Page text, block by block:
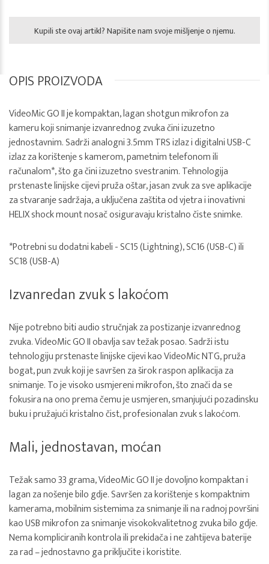
Kupili ste ovaj artikl? Napišite nam svoje mišljenje o njemu.
OPIS PROIZVODA
VideoMic GO II je kompaktan, lagan shotgun mikrofon za
kameru koji snimanje izvanrednog zvuka čini izuzetno
jednostavnim. Sadrži analogni 3.5mm TRS izlaz i digitalni USB-C
izlaz za korištenje s kamerom, pametnim telefonom ili
računalom*, što ga čini izuzetno svestranim. Tehnologija
prstenaste linijske cijevi pruža oštar, jasan zvuk za sve aplikacije
za stvaranje sadržaja, a uključena zaštita od vjetra i inovativni
HELIX shock mount nosač osiguravaju kristalno čiste snimke.
*Potrebni su dodatni kabeli - SC15 (Lightning), SC16 (USB-C) ili
SC18 (USB-A)
Izvanredan zvuk s lakoćom
Nije potrebno biti audio stručnjak za postizanje izvanrednog
zvuka. VideoMic GO II obavlja sav težak posao. Sadrži istu
tehnologiju prstenaste linijske cijevi kao VideoMic NTG, pruža
bogat, pun zvuk koji je savršen za širok raspon aplikacija za
snimanje. To je visoko usmjereni mikrofon, što znači da se
fokusira na ono prema čemu je usmjeren, smanjujući pozadinsku
buku i pružajući kristalno čist, profesionalan zvuk s lakoćom.
Mali, jednostavan, moćan
Težak samo 33 grama, VideoMic GO II je dovoljno kompaktan i
lagan za nošenje bilo gdje. Savršen za korištenje s kompaktnim
kamerama, mobilnim sistemima za snimanje ili na radnoj površini
kao USB mikrofon za snimanje visokokvalitetnog zvuka bilo gdje.
Nema kompliciranih kontrola ili prekidača i ne zahtijeva baterije
za rad – jednostavno ga priključite i koristite.